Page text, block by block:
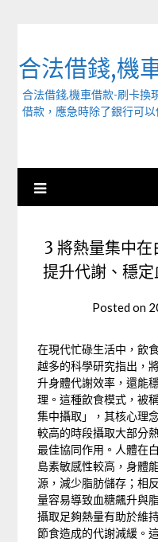
合法借錢,機
合法借錢,機車借款-刷卡換
借款，應急時除了銀行可
3 將熱量集中在
提升代謝、穩
Posted on
在現代忙碌生活中，飲
越多的科學研究指出，
升身體代謝效率，還能
理。這種飲食模式，被
集中攝取」，其核心理
較高的時段攝取大部分
最佳協同作用。人體在
島素敏感性較高，身體
源，減少脂肪儲存；相
量容易導致血糖飆升與
攝取足夠熱量有助於維
節食造成的代謝減緩。